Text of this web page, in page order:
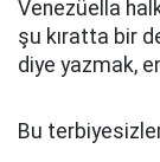
Venezüella
şu kıratta bir
diye yazmak,
Bu